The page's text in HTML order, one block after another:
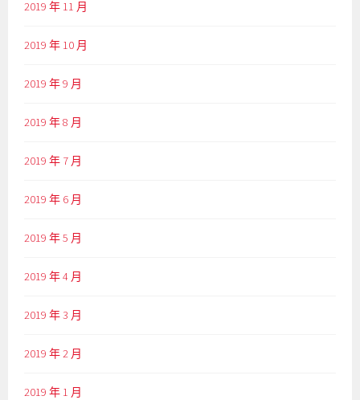
2019 年 11 月
2019 年 10 月
2019 年 9 月
2019 年 8 月
2019 年 7 月
2019 年 6 月
2019 年 5 月
2019 年 4 月
2019 年 3 月
2019 年 2 月
2019 年 1 月